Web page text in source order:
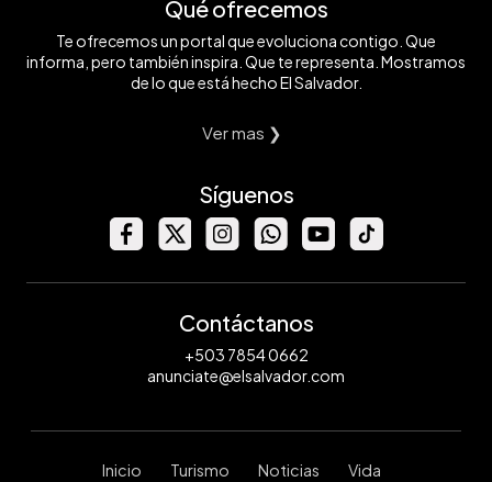
Qué ofrecemos
Te ofrecemos un portal que evoluciona contigo. Que
informa, pero también inspira. Que te representa. Mostramos
de lo que está hecho El Salvador.
Ver mas ❯
Síguenos
Contáctanos
+503 7854 0662
anunciate@elsalvador.com
Inicio Turismo Noticias Vida